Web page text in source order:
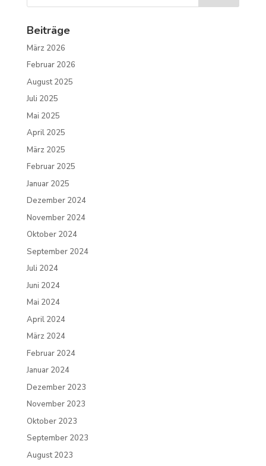
Beiträge
März 2026
Februar 2026
August 2025
Juli 2025
Mai 2025
April 2025
März 2025
Februar 2025
Januar 2025
Dezember 2024
November 2024
Oktober 2024
September 2024
Juli 2024
Juni 2024
Mai 2024
April 2024
März 2024
Februar 2024
Januar 2024
Dezember 2023
November 2023
Oktober 2023
September 2023
August 2023